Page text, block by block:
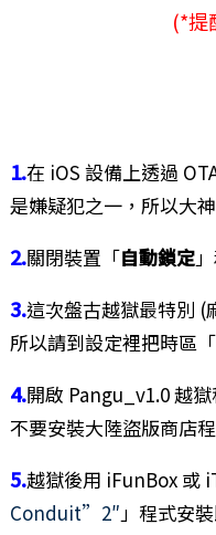
(*提
1.在 iOS 設備上透過
是嫌疑犯之一，所以大
2.關閉裝置「自動鎖定
3.這次盤古越獄最特別 (
所以請到設定裡把時區「
4.開啟 Pangu_v1.0 越
不要安裝大陸盜版商店程
5.越獄後用 iFunBox 或
Conduit”2″」程式安裝